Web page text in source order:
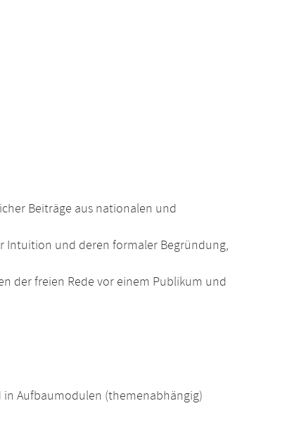
Beiträge aus nationalen und
Intuition und deren formaler Begründung,
der freien Rede vor einem Publikum und
Aufbaumodulen (themenabhängig)